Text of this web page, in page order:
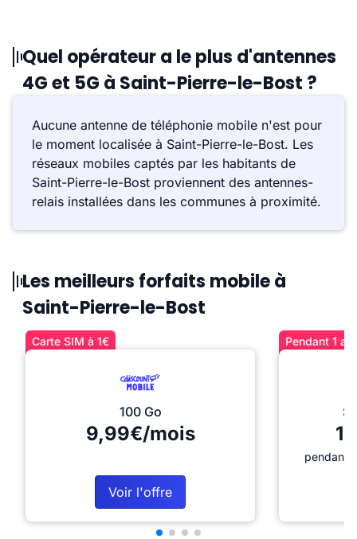
Quel opérateur a le plus d'antennes
4G et 5G à Saint-Pierre-le-Bost ?
Aucune antenne de téléphonie mobile n'est pour
le moment localisée à Saint-Pierre-le-Bost. Les
réseaux mobiles captés par les habitants de
Saint-Pierre-le-Bost proviennent des antennes-
relais installées dans les communes à proximité.
Les meilleurs forfaits mobile à
Saint-Pierre-le-Bost
Carte SIM à 1€
100 Go
9,99€/mois
Voir l'offre
Pendant 1
pendant